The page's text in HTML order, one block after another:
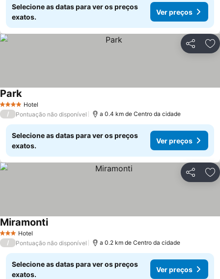
Selecione as datas para ver os preços
exatos.
Ver preços
Partilhar
4 EstrelasHotel
ParkVer preços
/ Pontuação não disponível a 0.4 km de Centro da cidade
Selecione as datas para ver os preços
exatos.
Ver preços
Partilhar
3 EstrelasHotel
MiramontiVer preços
/ Pontuação não disponível a 0.2 km de Centro da cidade
Selecione as datas para ver os preços
exatos.
Ver preços